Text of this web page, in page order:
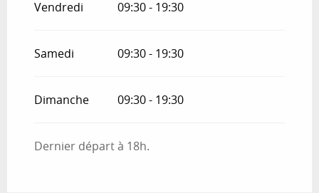
Vendredi 09:30 - 19:30
Samedi 09:30 - 19:30
Dimanche 09:30 - 19:30
Dernier départ à 18h.